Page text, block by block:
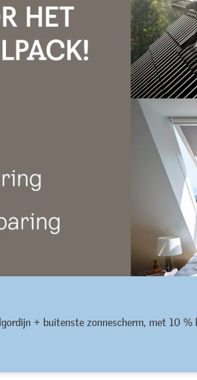
+ buitenste zonnescherm, met 10 %